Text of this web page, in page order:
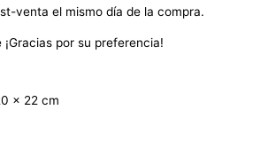
venta el mismo día de la compra.
por su preferencia!
× 22 cm